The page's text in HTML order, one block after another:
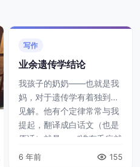
写作
业余遗传学结论
我孩子的奶奶——也就是我
妈，对于遗传学有着独到的
见解。他有个定律常常与我
提起，翻译成白话文（也是
原话）就是——“谁有毛病就
遗传谁”！这一点听起来很荒
6 年前 155